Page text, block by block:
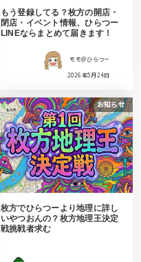
もう登録してる？枚方の開店・
閉店・イベント情報、ひらつー
LINEならまとめて届きます！
モモ＠ひらつー
2026年5月24日
お知らせ
枚方でひらつーより地理に詳し
いやつおんの？枚方地理王決定
戦挑戦者求む